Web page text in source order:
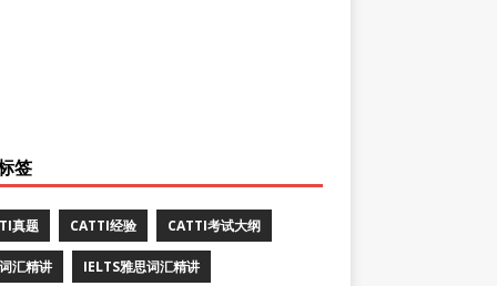
签
真题 CATTI经验 CATTI考试大纲
汇精讲 IELTS雅思词汇精讲